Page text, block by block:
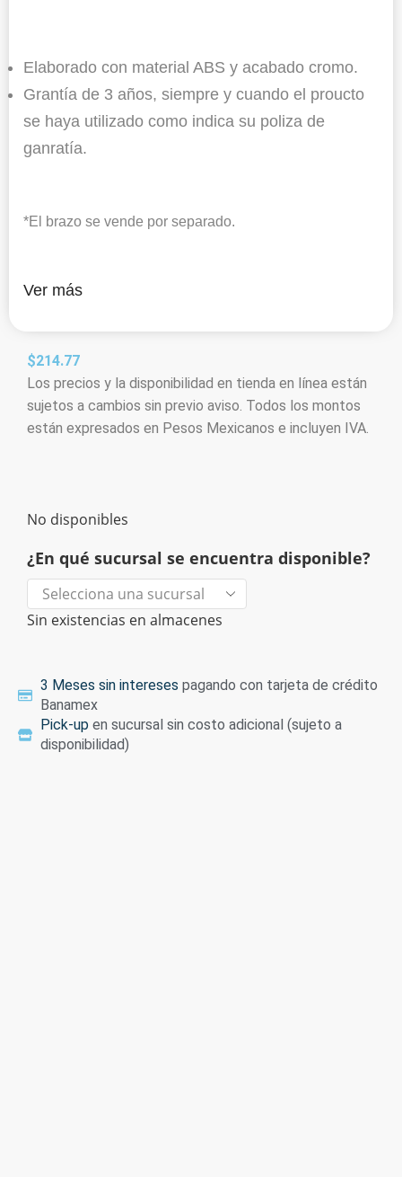
Elaborado con material ABS y acabado cromo.
Grantía de 3 años, siempre y cuando el proucto
se haya utilizado como indica su poliza de
ganratía.
*El brazo se vende por separado.
Ver más
$214.77
Los precios y la disponibilidad en tienda en línea están
sujetos a cambios sin previo aviso. Todos los montos
están expresados en Pesos Mexicanos e incluyen IVA.
No disponibles
¿En qué sucursal se encuentra disponible?
Sin existencias en almacenes
3 Meses sin intereses pagando con tarjeta de crédito
Banamex
Pick-up en sucursal sin costo adicional (sujeto a
disponibilidad)